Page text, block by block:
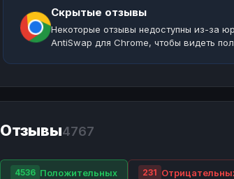
Скрытые отзывы
Некоторые отзывы недоступны из-за
AntiSwap для Chrome, чтобы видеть
Отзывы4767
4536 Положительных 231